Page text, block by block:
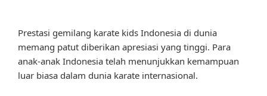
Prestasi gemilang karate kids Indonesia di dunia
memang patut diberikan apresiasi yang tinggi. Para
anak-anak Indonesia telah menunjukkan kemampuan
luar biasa dalam dunia karate internasional.